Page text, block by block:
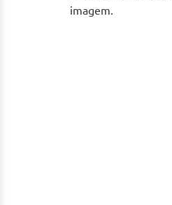
imagem.